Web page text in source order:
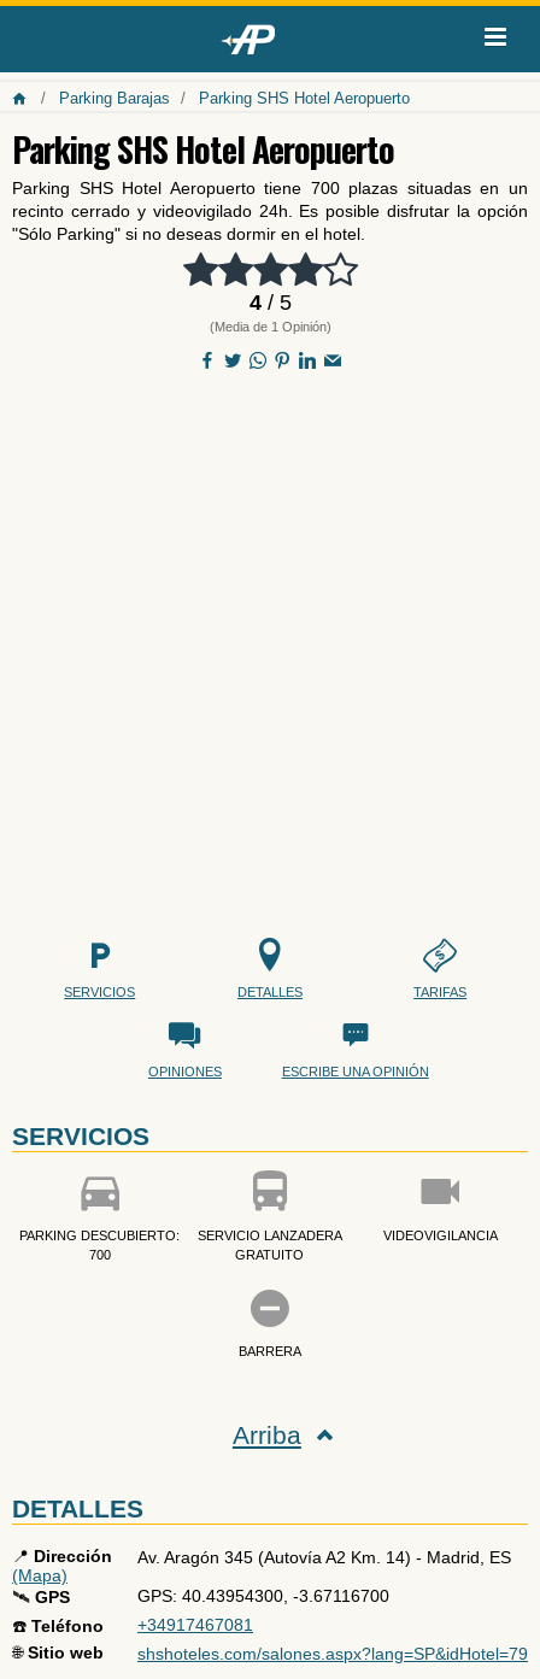
Parking Barajas Parking SHS Hotel Aeropuerto
Parking SHS Hotel Aeropuerto
Parking SHS Hotel Aeropuerto tiene 700 plazas situadas en un
recinto cerrado y videovigilado 24h. Es posible disfrutar la opción
"Sólo Parking" si no deseas dormir en el hotel.
4/ 5
(Media de 1 Opinión)
SERVICIOS DETALLES TARIFAS
OPINIONES ESCRIBE UNA OPINIÓN
SERVICIOS
PARKING DESCUBIERTO:
700
SERVICIO LANZADERA
GRATUITO
VIDEOVIGILANCIA
BARRERA
Arriba
DETALLES
📍 Dirección
(Mapa)
Av. Aragón 345 (Autovía A2 Km. 14) - Madrid ES
🛰️ GPS
GPS: 40.43954300, -3.67116700
☎️ Teléfono
+34917467081
🌐Sitio web shshoteles.com/salones.aspx?lang=SP&idHotel=79